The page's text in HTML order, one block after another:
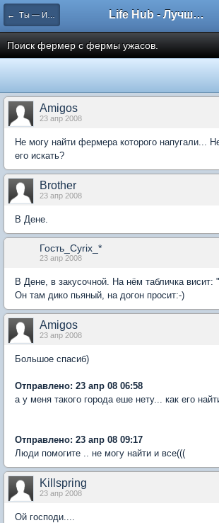
← Ты — Избранный Life Hub - Лучшие компьютерные игры мира
Поиск фермер с фермы ужасов.
Amigos
23 апр 2008
Не могу найти фермера которого напугали...
его искать?
Brother
23 апр 2008
В Дене.
Гость_Cyrix_*
23 апр 2008
В Дене, в закусочной. На нём табличка висит:
Он там дико пьяный, на догон просит:-)
Amigos
23 апр 2008
Большое спасиб)
Отправлено: 23 апр 08 06:58
а у меня такого города еше нету... как его
Отправлено: 23 апр 08 09:17
Люди помогите .. не могу найти и все(((
Killspring
23 апр 2008
Ой господи....